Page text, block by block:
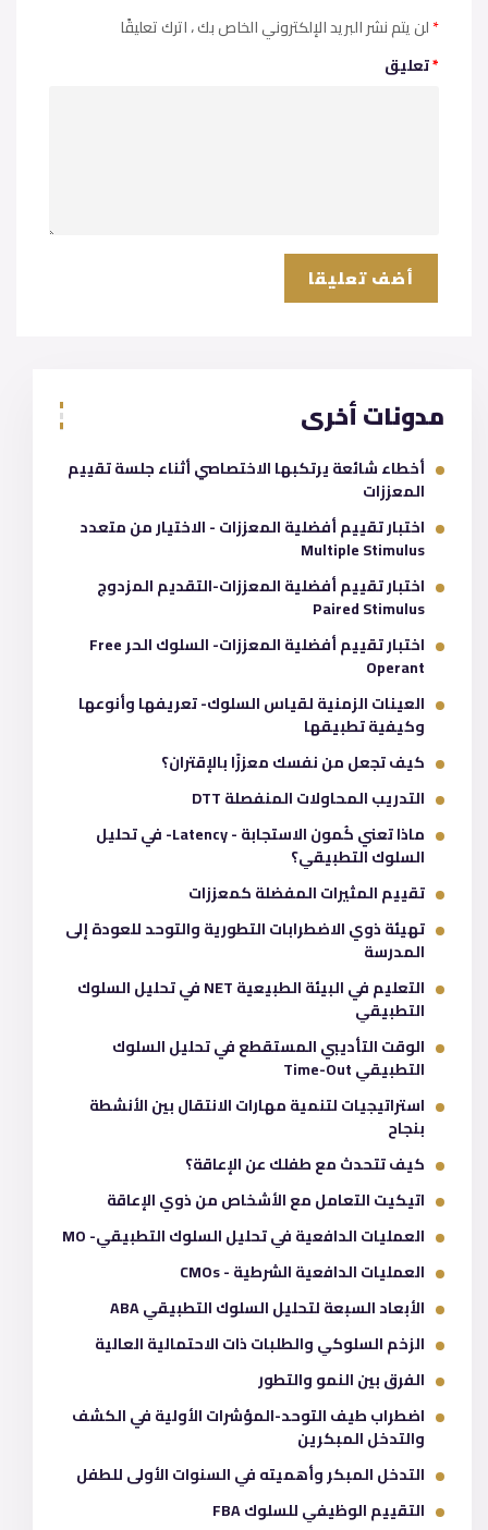
لن يتم نشر البريد الإلكتروني الخاص بك*
*
مدونات أخرى
أخطاء شائعة يرتكبها الاختصاصي أثناء جلسة تقييم
المعززات
اختبار تقييم أفضلية المعززات - الاختيار من متعدد
Multiple Stimulus
اختبار تقييم أفضلية المعززات-التقديم المزدوج
Paired Stimulus
اختبار تقييم أفضلية المعززات- السلوك الحر Free
Operant
العينات الزمنية لقياس السلوك- تعريفها وأنوعها
وكيفية تطبيقها
كيف تجعل من نفسك معززًا بالإقتران؟
التدريب المحاولات المنفصلة DTT
ماذا تعني كُمون الاستجابة - Latency- في تحليل
السلوك التطبيقي؟
تقييم المثيرات المفضلة كمعززات
تهيئة ذوي الاضطرابات التطورية والتوحد للعودة إلى
المدرسة
التعليم في البيئة الطبيعية NET في تحليل السلوك
التطبيقي
الوقت التأديبي المستقطع في تحليل السلوك
التطبيقي Time-Out
استراتيجيات لتنمية مهارات الانتقال بين الأنشطة
بنجاح
كيف تتحدث مع طفلك عن الإعاقة؟
اتيكيت التعامل مع الأشخاص من ذوي الإعاقة
العمليات الدافعية في تحليل السلوك التطبيقي- MO
العمليات الدافعية الشرطية - CMOs
الأبعاد السبعة لتحليل السلوك التطبيقي ABA
الزخم السلوكي والطلبات ذات الاحتمالية العالية
الفرق بين النمو والتطور
اضطراب طيف التوحد-المؤشرات الأولية في الكشف
والتدخل المبكرين
التدخل المبكر وأهميته في السنوات الأولى للطفل
التقييم الوظيفي للسلوك FBA